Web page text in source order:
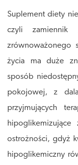
Suplement diety
czyli zamiennik
zrównoważonego
życia ma duże
sposób
pokojowej, z
przyjmujących
ostrożności,gdyż
hipoglikemiczny